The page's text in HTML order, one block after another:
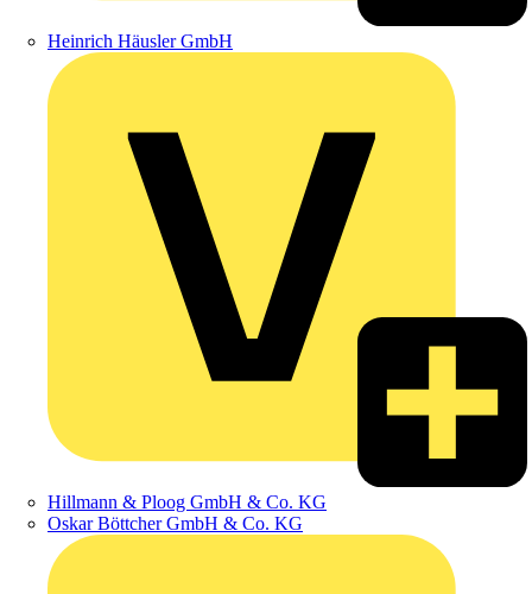
Heinrich Häusler GmbH
Hillmann & Ploog GmbH & Co. KG
Oskar Böttcher GmbH & Co. KG